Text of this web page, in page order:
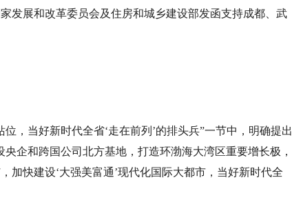
发展和改革委员会及住房和城乡建设部发函支持成都、武
，当好新时代全省‘走在前列’的排头兵”一节中，明确提出
企和跨国公司北方基地，打造环渤海大湾区重要增长极，
加快建设‘大强美富通’现代化国际大都市，当好新时代全